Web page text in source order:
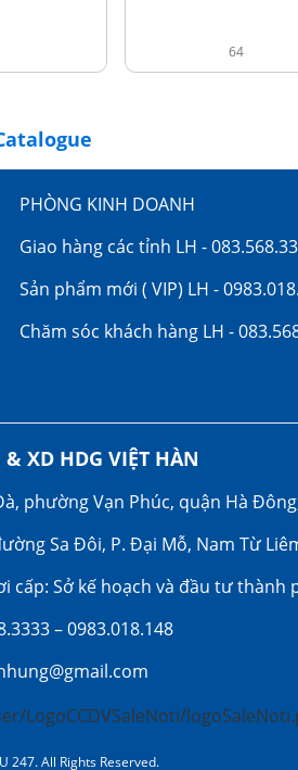
64
PHÒNG KINH DOANH
Giao hàng các tỉnh LH -
Sản phẩm mới ( VIP) LH -
Chăm sóc khách hàng LH -
XD HDG VIỆT HÀN
phường Vạn Phúc, quận Hà
Sa Đôi, P. Đại Mỗ, Nam Từ
cấp: Sở kế hoạch và đầu tư thành
– 0983.018.148
247. All Rights Reserved.